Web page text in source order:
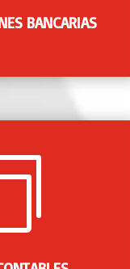
BANCARIAS
pública
registro contable de